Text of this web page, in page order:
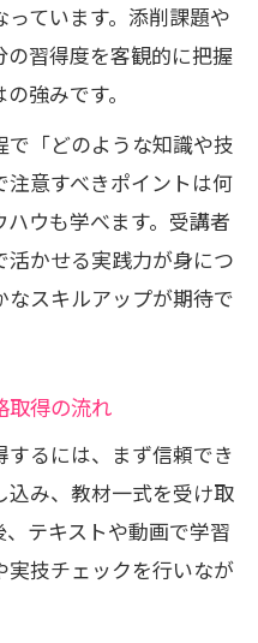
ています。添削課題や
習得度を客観的に把握
強みです。
「どのような知識や技
意すべきポイントは何
ウも学べます。受講者
かせる実践力が身につ
スキルアップが期待で
取得の流れ
るには、まず信頼でき
込み、教材一式を受け取
テキストや動画で学習
技チェックを行いなが